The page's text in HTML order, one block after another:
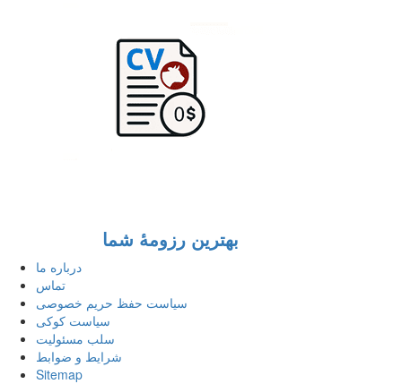
بهترین رزومهٔ شما
درباره ما
تماس
سیاست حفظ حریم خصوصی
سیاست کوکی
سلب مسئولیت
شرایط و ضوابط
Sitemap